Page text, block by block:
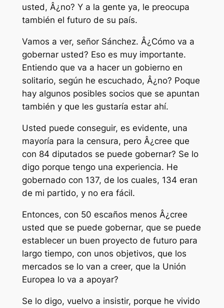
usted, Â¿no? Y a la gente ya, le preocupa
también el futuro de su país.
Vamos a ver, señor Sánchez. Â¿Cómo va a
gobernar usted? Eso es muy importante.
Entiendo que va a hacer un gobierno en
solitario, según he escuchado, Â¿no? Poque
hay algunos posibles socios que se apuntan
también y que les gustaría estar ahí.
Usted puede conseguir, es evidente, una
mayoría para la censura, pero Â¿cree que
con 84 diputados se puede gobernar? Se lo
digo porque tengo una experiencia. He
gobernado con 137, de los cuales, 134 eran
de mi partido, y no era fácil.
Entonces, con 50 escaños menos Â¿cree
usted que se puede gobernar, que se puede
establecer un buen proyecto de futuro para
largo tiempo, con unos objetivos, que los
mercados se lo van a creer, que la Unión
Europea lo va a apoyar?
Se lo digo, vuelvo a insistir, porque he vivido